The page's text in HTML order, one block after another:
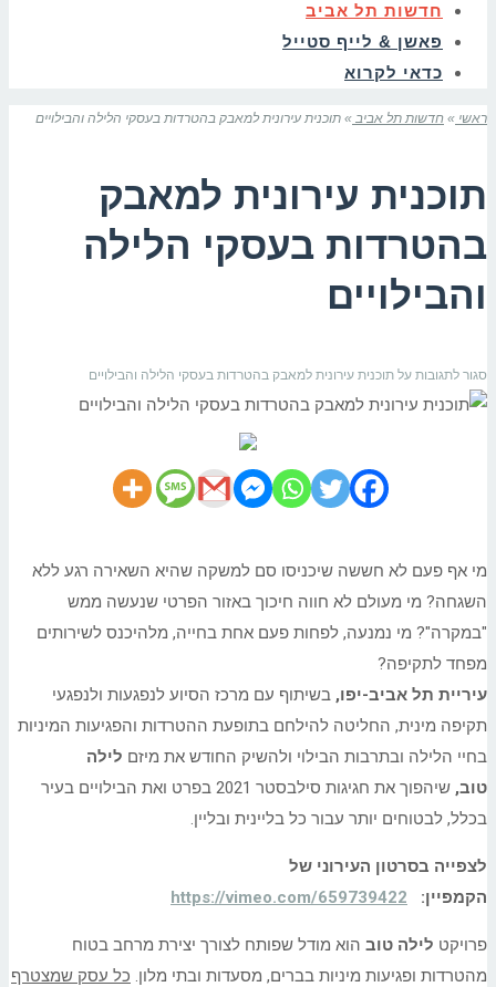
חדשות תל אביב
פאשן & לייף סטייל
כדאי לקרוא
ראשי » חדשות תל אביב » תוכנית עירונית למאבק בהטרדות בעסקי הלילה והבילויים
תוכנית עירונית למאבק
בהטרדות בעסקי הלילה
והבילויים
סגור לתגובות על תוכנית עירונית למאבק בהטרדות בעסקי הלילה והבילויים
מי אף פעם לא חששה שיכניסו סם למשקה שהיא השאירה רגע ללא
השגחה? מי מעולם לא חווה חיכוך באזור הפרטי שנעשה ממש
"במקרה"? מי נמנעה, לפחות פעם אחת בחייה, מלהיכנס לשירותים
מפחד לתקיפה?
עיריית תל אביב-יפו, בשיתוף עם מרכז הסיוע לנפגעות ולנפגעי
תקיפה מינית, החליטה להילחם בתופעת ההטרדות והפגיעות המיניות
בחיי הלילה ובתרבות הבילוי ולהשיק החודש את מיזם לילה
טוב, שיהפוך את
חגיגות סילבסטר 2021 בפרט ואת הבילויים בעיר
בכלל, לבטוחים יותר עבור כל בליינית ובליין.
לצפייה בסרטון העירוני של
הקמפיין:
https://vimeo.com/659739422
פרויקט לילה טוב הוא מודל שפותח לצורך יצירת מרחב בטוח
מהטרדות ופגיעות מיניות בברים, מסעדות ובתי מלון. כל עסק שמצטרף